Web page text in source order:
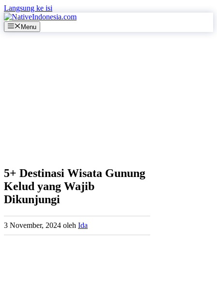
Langsung ke isi
Menu
5+ Destinasi Wisata Gunung
Kelud yang Wajib
Dikunjungi
3 November, 2024 oleh Ida